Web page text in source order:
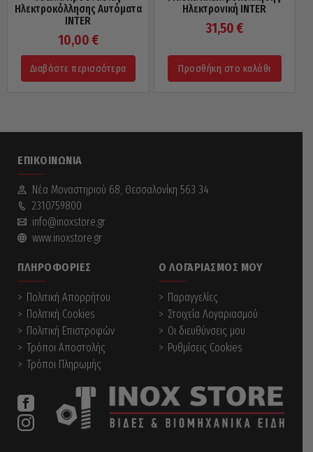
Ηλεκτροκόλλησης Αυτόματα
INTER
10,00 €
Διαβάστε περισσότερα
Ηλεκτρονική INTER
31,50 €
Προσθήκη στο καλάθι
ΕΠΙΚΟΙΝΩΝΊΑ
Νέα Mοναστηριού 68, Θεσσαλονίκη 563 34
2310759800
info@inoxstore.gr
www.inoxstore.gr
ΠΛΗΡΟΦΟΡΊΕΣ
Πολιτική Απορρήτου
Πολιτική Cookies
Πολιτική Επιστροφών
Τρόποι Αποστολής
Τρόποι Πληρωμής
Ο ΛΟΓΑΡΙΑΣΜΌΣ ΜΟΥ
Παραγγελίες
Στοιχεία Λογαριασμού
Οι διευθύνσεις μου
Ρυθμίσεις Cookies